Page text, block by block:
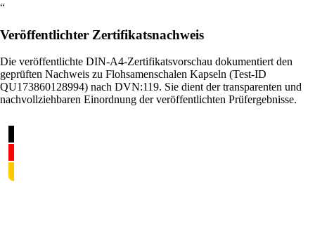
“
Veröffentlichter Zertifikatsnachweis
Die veröffentlichte DIN-A4-Zertifikatsvorschau dokumentiert den
geprüften Nachweis zu Flohsamenschalen Kapseln (Test-ID
QU173860128994) nach DVN:119. Sie dient der transparenten und
nachvollziehbaren Einordnung der veröffentlichten Prüfergebnisse.